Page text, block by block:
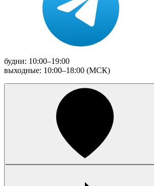
будни: 10:00–19:00
выходные: 10:00–18:00 (МСК)